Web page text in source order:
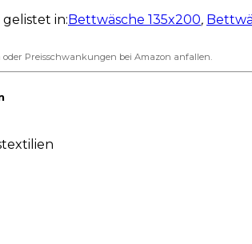
gelistet in:Bettwäsche 135x200,
oder Preisschwankungen bei Amazon anfallen.